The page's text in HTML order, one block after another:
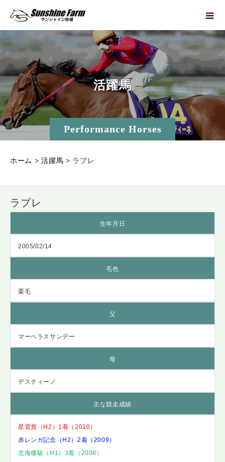
Performance Horses
活躍馬
ホーム >活躍馬 > ラプレ
ラプレ
生年月日
2005/02/14
毛色
栗毛
父
マーベラスサンデー
母
デスティーノ
主な競走成績
星雲賞（H2）1着（2010）
赤レンガ記念（H2）2着（2009）
北海優駿（H1）3着（2008）